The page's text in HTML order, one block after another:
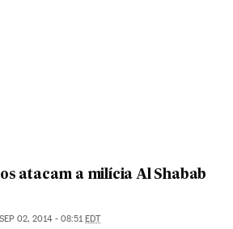
atacam a milícia Al Shabab
SEP 02, 2014 - 08:51 EDT